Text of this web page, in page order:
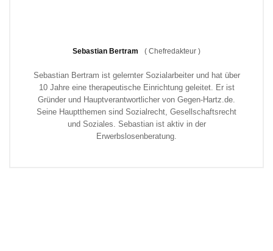
Sebastian Bertram ( Chefredakteur )
Sebastian Bertram ist gelernter Sozialarbeiter und hat über
10 Jahre eine therapeutische Einrichtung geleitet. Er ist
Gründer und Hauptverantwortlicher von Gegen-Hartz.de.
Seine Hauptthemen sind Sozialrecht, Gesellschaftsrecht
und Soziales. Sebastian ist aktiv in der
Erwerbslosenberatung.